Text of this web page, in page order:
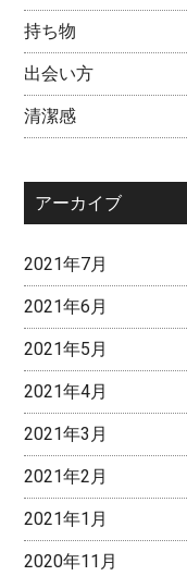
持ち物
出会い方
清潔感
アーカイブ
2021年7月
2021年6月
2021年5月
2021年4月
2021年3月
2021年2月
2021年1月
2020年11月